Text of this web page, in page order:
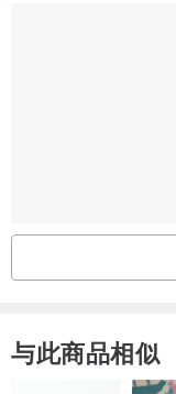
与此商品相似